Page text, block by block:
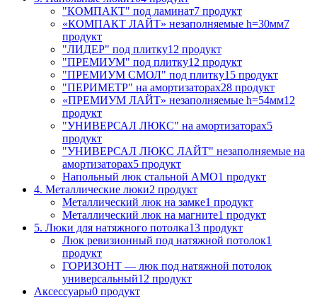
"КОМПАКТ" под ламинат7 продукт
«КОМПАКТ ЛАЙТ» незаполняемые h=30мм7
продукт
"ЛИДЕР" под плитку12 продукт
"ПРЕМИУМ" под плитку12 продукт
"ПРЕМИУМ СМОЛ" под плитку15 продукт
"ПЕРИМЕТР" на амортизаторах28 продукт
«ПРЕМИУМ ЛАЙТ» незаполняемые h=54мм12
продукт
"УНИВЕРСАЛ ЛЮКС" на амортизаторах5
продукт
"УНИВЕРСАЛ ЛЮКС ЛАЙТ" незаполняемые на
амортизаторах5 продукт
Напольный люк стальной АМО1 продукт
4. Металлические люки2 продукт
Металлический люк на замке1 продукт
Металлический люк на магните1 продукт
5. Люки для натяжного потолка13 продукт
Люк ревизионный под натяжной потолок1
продукт
ГОРИЗОНТ — люк под натяжной потолок
универсальный12 продукт
Аксессуары0 продукт